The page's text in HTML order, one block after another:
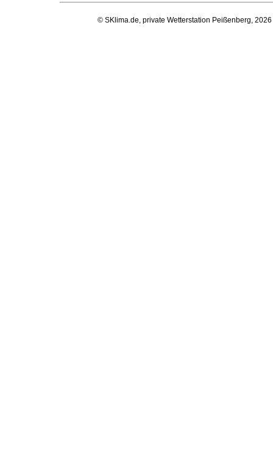
© SKlima.de, private Wetterstation Peißenberg,